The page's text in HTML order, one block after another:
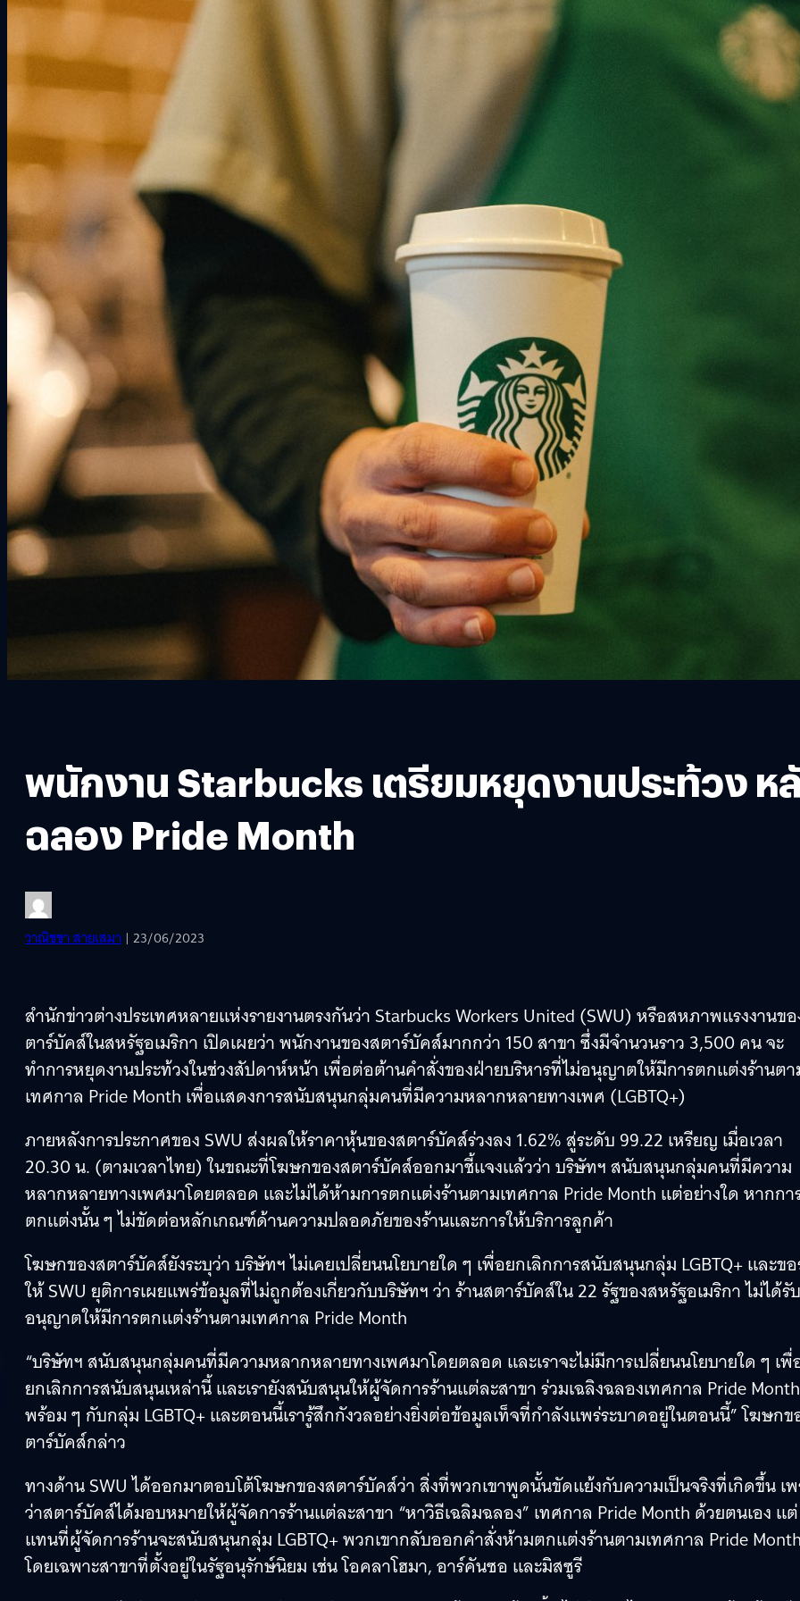
พนักงาน Starbucks เตรียมหยุดงานประท้วง
ฉลอง Pride Month
วาณิชชา สายเสมา | 23/06/2023
สำนักข่าวต่างประเทศหลายแห่งรายงานตรงกันว่า Starbucks Workers United (SWU) หรือสหภาพแรงงานข
ตาร์บัคส์ในสหรัฐอเมริกา เปิดเผยว่า พนักงานของสตาร์บัคส์มากกว่า 150 สาขา ซึ่งมีจำนวนราว 3,500 คน จะ
ทำการหยุดงานประท้วงในช่วงสัปดาห์หน้า เพื่อต่อต้านคำสั่งของฝ่ายบริหารที่ไม่อนุญาตให้มีการตกแต่งร้านต
เทศกาล Pride Month เพื่อแสดงการสนับสนุนกลุ่มคนที่มีความหลากหลายทางเพศ (LGBTQ+)
ภายหลังการประกาศของ SWU ส่งผลให้ราคาหุ้นของสตาร์บัคส์ร่วงลง 1.62% สู่ระดับ 99.22 เหรียญ เมื่อเวลา
20.30 น. (ตามเวลาไทย) ในขณะที่โฆษกของสตาร์บัคส์ออกมาชี้แจงแล้วว่า บริษัทฯ สนับสนุนกลุ่มคนที่มีความ
หลากหลายทางเพศมาโดยตลอด และไม่ได้ห้ามการตกแต่งร้านตามเทศกาล Pride Month แต่อย่างใด หากกา
ตกแต่งนั้น ๆ ไม่ขัดต่อหลักเกณฑ์ด้านความปลอดภัยของร้านและการให้บริการลูกค้า
โฆษกของสตาร์บัคส์ยังระบุว่า บริษัทฯ ไม่เคยเปลี่ยนนโยบายใด ๆ เพื่อยกเลิกการสนับสนุนกลุ่ม LGBTQ+ และข
ให้ SWU ยุติการเผยแพร่ข้อมูลที่ไม่ถูกต้องเกี่ยวกับบริษัทฯ ว่า ร้านสตาร์บัคส์ใน 22 รัฐของสหรัฐอเมริกา ไม่ได้รับ
อนุญาตให้มีการตกแต่งร้านตามเทศกาล Pride Month
“บริษัทฯ สนับสนุนกลุ่มคนที่มีความหลากหลายทางเพศมาโดยตลอด และเราจะไม่มีการเปลี่ยนนโยบายใด ๆ เพื่
ยกเลิกการสนับสนุนเหล่านี้ และเรายังสนับสนุนให้ผู้จัดการร้านแต่ละสาขา ร่วมเฉลิงฉลองเทศกาล Pride
พร้อม ๆ กับกลุ่ม LGBTQ+ และตอนนี้เรารู้สึกกังวลอย่างยิ่งต่อข้อมูลเท็จที่กำลังแพร่ระบาดอยู่ในตอนนี้” โฆษกข
ตาร์บัคส์กล่าว
ทางด้าน SWU ได้ออกมาตอบโต้โฆษกของสตาร์บัคส์ว่า สิ่งที่พวกเขาพูดนั้นขัดแย้งกับความเป็นจริงที่เกิดขึ้น เพ
ว่าสตาร์บัคส์ได้มอบหมายให้ผู้จัดการร้านแต่ละสาขา “หาวิธีเฉลิมฉลอง” เทศกาล Pride Month ด้วยตนเอง แต่
แทนที่ผู้จัดการร้านจะสนับสนุนกลุ่ม LGBTQ+ พวกเขากลับออกคำสั่งห้ามตกแต่งร้านตามเทศกาล Pride Month
โดยเฉพาะสาขาที่ตั้งอยู่ในรัฐอนุรักษ์นิยม เช่น โอคลาโฮมา, อาร์คันซอ และมิสซูรี